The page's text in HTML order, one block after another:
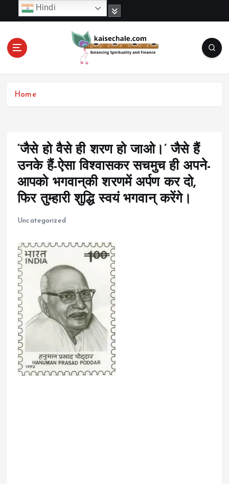
c
Home
‘जैसे हो वैसे ही शरण हो जाओ।’ जैसे हैं
उनके हैं-ऐसा विश्वासकर सचमुच ही अपने-
आपको भगवान्‌की शरणमें अर्पण कर दो,
फिर तुम्हारी शुद्धि स्वयं भगवान् करेंगे।
Uncategorized
Hindi